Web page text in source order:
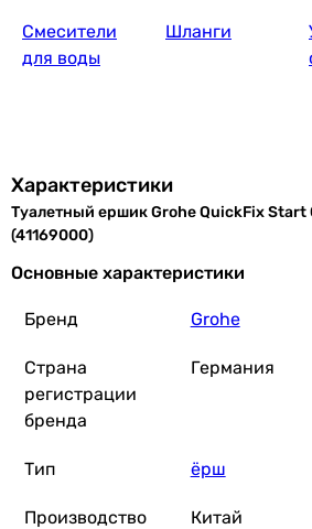
Смесители
для воды
Шланги
Характеристики
Туалетный ершик Grohe QuickFix Start
(41169000)
Основные характеристики
Бренд Grohe
Страна
регистрации
бренда
Германия
Тип ёрш
Производство Китай